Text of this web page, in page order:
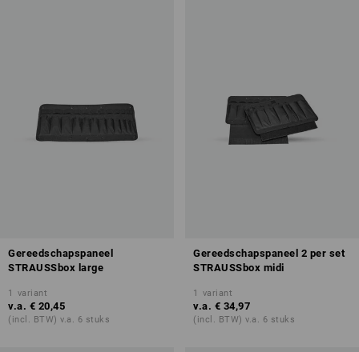
Gereedschapspaneel
STRAUSSbox large
1 variant
v.a. € 20,45
(incl. BTW) v.a. 6 stuks
Gereedschapspaneel 2 per set
STRAUSSbox midi
1 variant
v.a. € 34,97
(incl. BTW) v.a. 6 stuks